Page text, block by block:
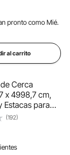
pronto como Mié.
al carrito
Cerca
x 4998,7 cm,
Estacas para
Eléctrica
Cabras, Ovejas,
y Perros,
(192)